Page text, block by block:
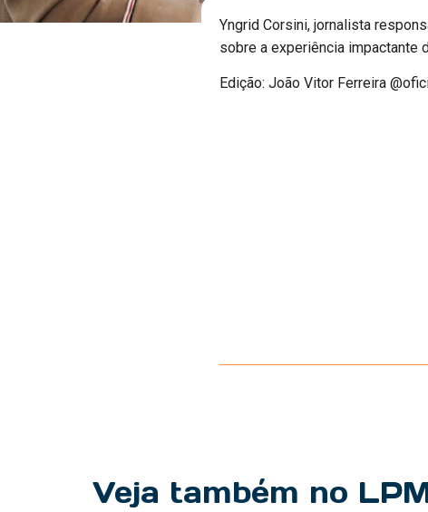
Yngrid Corsini, jornalista
sobre a experiência impactante
Edição: João Vitor Ferreira
Veja também no